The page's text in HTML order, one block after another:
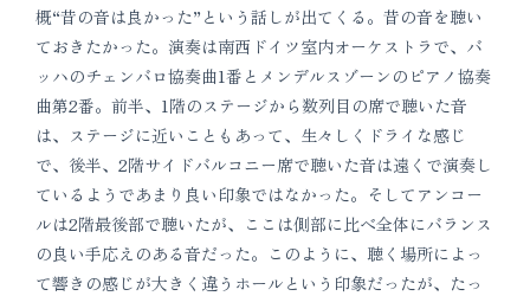
概“昔の音は良かった”という話しが出てくる。昔の音を聴い
ておきたかった。演奏は南西ドイツ室内オーケストラで、バ
ッハのチェンバロ協奏曲1番とメンデルスゾーンのピアノ協奏
曲第2番。前半、1階のステージから数列目の席で聴いた音
は、ステージに近いこともあって、生々しくドライな感じ
で、後半、2階サイドバルコニー席で聴いた音は遠くで演奏し
ているようであまり良い印象ではなかった。そしてアンコー
ルは2階最後部で聴いたが、ここは側部に比べ全体にバランス
の良い手応えのある音だった。このように、聴く場所によっ
て響きの感じが大きく違うホールという印象だったが、たっ